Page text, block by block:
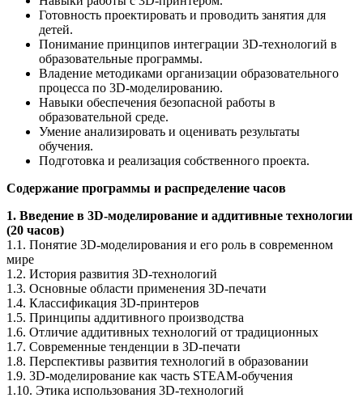
Готовность проектировать и проводить занятия для
детей.
Понимание принципов интеграции 3D-технологий в
образовательные программы.
Владение методиками организации образовательного
процесса по 3D-моделированию.
Навыки обеспечения безопасной работы в
образовательной среде.
Умение анализировать и оценивать результаты
обучения.
Подготовка и реализация собственного проекта.
Содержание программы и распределение часов
1. Введение в 3D-моделирование и аддитивные технологии
(20 часов)
1.1. Понятие 3D-моделирования и его роль в современном
мире
1.2. История развития 3D-технологий
1.3. Основные области применения 3D-печати
1.4. Классификация 3D-принтеров
1.5. Принципы аддитивного производства
1.6. Отличие аддитивных технологий от традиционных
1.7. Современные тенденции в 3D-печати
1.8. Перспективы развития технологий в образовании
1.9. 3D-моделирование как часть STEAM-обучения
1.10. Этика использования 3D-технологий